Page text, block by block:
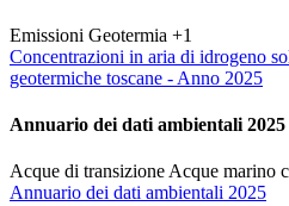
Emissioni Geotermia +1
Concentrazioni in aria di idrogeno
geotermiche toscane - Anno 2025
Annuario dei dati ambientali 2025
Acque di transizione Acque marino
Annuario dei dati ambientali 2025